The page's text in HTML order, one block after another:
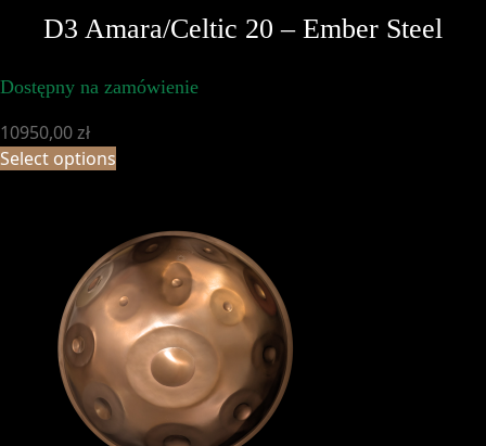
D3 Amara/Celtic 20 – Ember Steel
Dostępny na zamówienie
10950,00zł
Select options